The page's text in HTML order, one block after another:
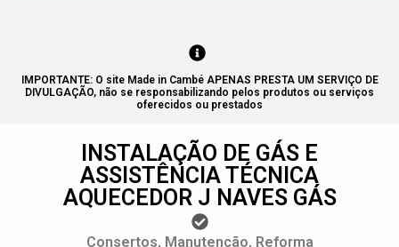
IMPORTANTE: O site Made in Cambé APENAS PRESTA UM SERVIÇO DE
DIVULGAÇÃO, não se responsabilizando pelos produtos ou serviços
oferecidos ou prestados
INSTALAÇÃO DE GÁS E
ASSISTÊNCIA TÉCNICA
AQUECEDOR J NAVES GÁS
Consertos, Manutenção, Reforma